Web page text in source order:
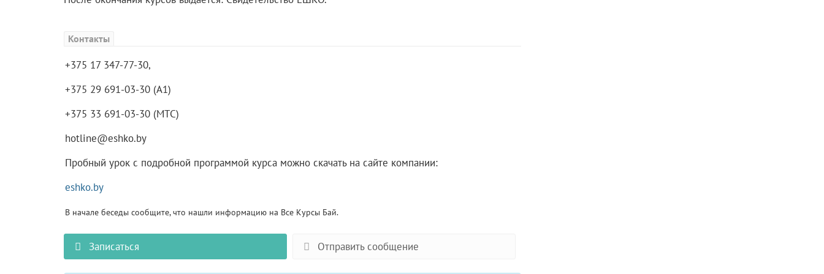
Контакты
+375 17 347-77-30,
+375 29 691-03-30 (A1)
+375 33 691-03-30 (MTС)
hotline@eshko.by
Пробный урок с подробной программой курса можно скачать на сайте компании:
eshko.by
В начале беседы сообщите, что нашли информацию на Все Курсы Бай.
Записаться Отправить сообщение